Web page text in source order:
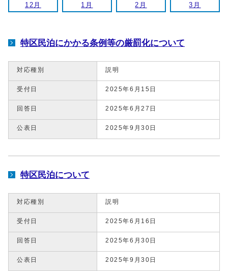
12月 1月 2月 3月
特区民泊にかかる条例等の厳罰化について
対応種別 説明
受付日 2025年6月15日
回答日 2025年6月27日
公表日 2025年9月30日
特区民泊について
対応種別 説明
受付日 2025年6月16日
回答日 2025年6月30日
公表日 2025年9月30日